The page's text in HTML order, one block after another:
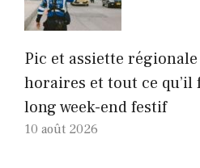
Pic et assiette
horaires et tout ce
long week-end festif
10 août 2026